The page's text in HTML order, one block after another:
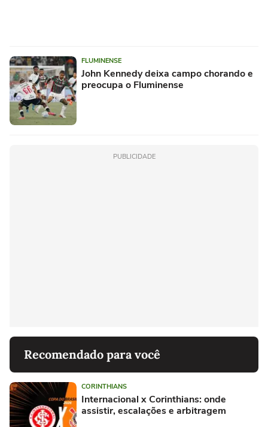
FLUMINENSE
John Kennedy deixa campo chorando e
preocupa o Fluminense
PUBLICIDADE
Recomendado para você
CORINTHIANS
Internacional x Corinthians: onde
assistir, escalações e arbitragem